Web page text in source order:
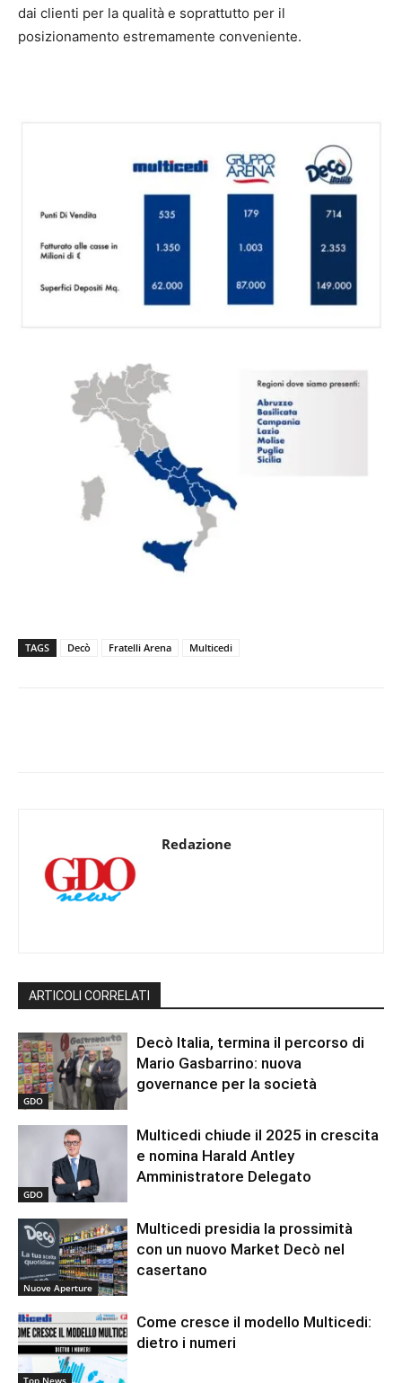
dai clienti per la qualità e soprattutto per il
posizionamento estremamente conveniente.
TAGS Decò Fratelli Arena Multicedi
Redazione
ARTICOLI CORRELATI
GDO
Decò Italia, termina il percorso di
Mario Gasbarrino: nuova
governance per la società
GDO
Multicedi chiude il 2025 in crescita
e nomina Harald Antley
Amministratore Delegato
Nuove Aperture
Multicedi presidia la prossimità
con un nuovo Market Decò nel
casertano
Come cresce il modello Multicedi:
dietro i numeri